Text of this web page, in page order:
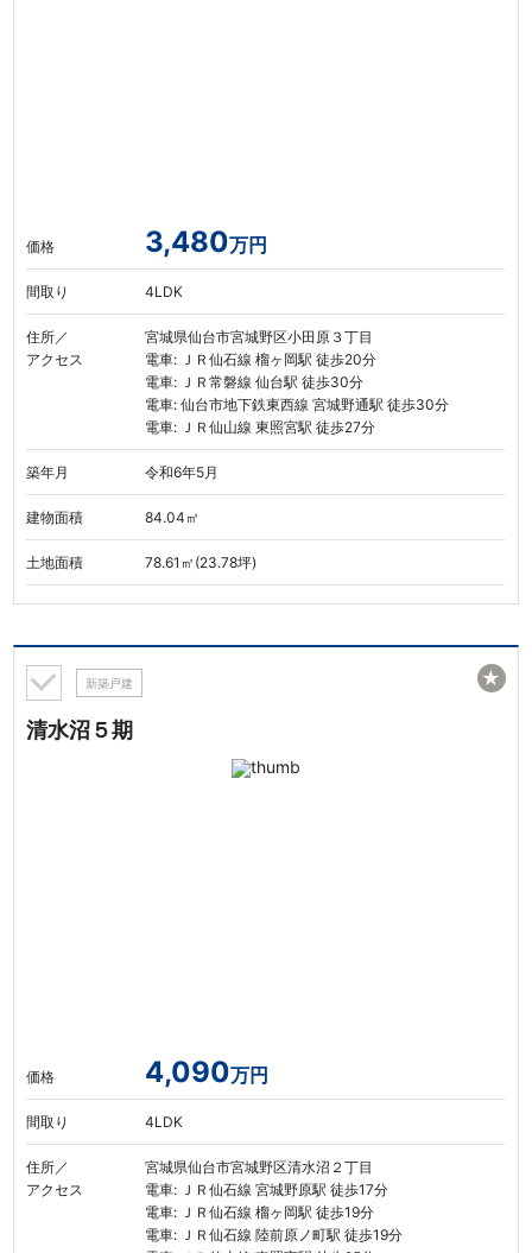
価格 3,480万円
間取り 4LDK
住所／
アクセス
宮城県仙台市宮城野区小田原３丁目
電車: ＪＲ仙石線 榴ヶ岡駅 徒歩20分
電車: ＪＲ常磐線 仙台駅 徒歩30分
電車: 仙台市地下鉄東西線 宮城野通駅 徒歩30分
電車: ＪＲ仙山線 東照宮駅 徒歩27分
築年月 令和6年5月
建物面積 84.04㎡
土地面積 78.61㎡(23.78坪)
新築戸建
清水沼５期
価格 4,090万円
間取り 4LDK
住所／
アクセス
宮城県仙台市宮城野区清水沼２丁目
電車: ＪＲ仙石線 宮城野原駅 徒歩17分
電車: ＪＲ仙石線 榴ヶ岡駅 徒歩19分
電車: ＪＲ仙石線 陸前原ノ町駅 徒歩19分
★